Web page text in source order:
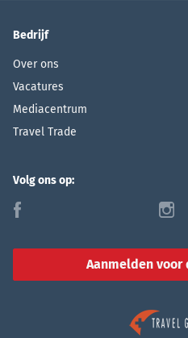
Bedrijf
Over ons
Vacatures
Mediacentrum
Travel Trade
Volg ons op:
f i
Aanmelden